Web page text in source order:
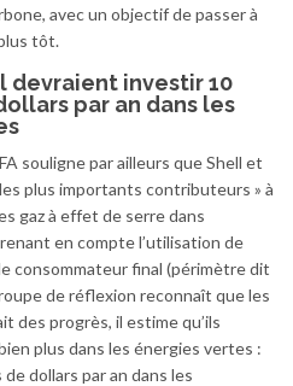
avec un objectif de passer à
tôt.
devraient investir 10
par an dans les
souligne par ailleurs que Shell et
plus importants contributeurs » à
gaz à effet de serre dans
en compte l’utilisation de
consommateur final (périmètre dit
de réflexion reconnaît que les
des progrès, il estime qu’ils
plus dans les énergies vertes :
dollars par an dans les